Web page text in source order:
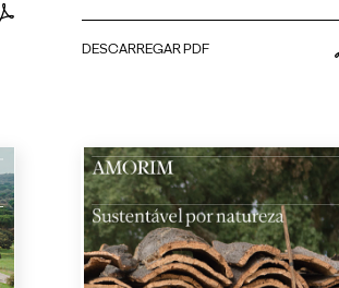
DESCARREGAR PDF